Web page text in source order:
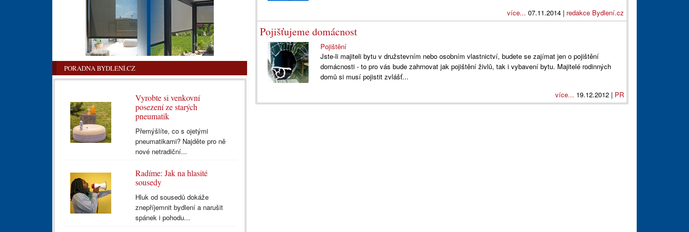
více... 07.11.2014 | redakce Bydlení.cz
Pojišťujeme domácnost
Pojištění
Jste-li majiteli bytu v družstevním nebo osobním vlastnictví, budete se zajímat jen o pojištění
domácnosti - to pro vás bude zahrnovat jak pojištění živlů, tak i vybavení bytu. Majitelé rodinných
domů si musí pojistit zvlášť...
více... 19.12.2012 | PR
PORADNA BYDLENÍ.CZ
Vyrobte si venkovní
posezení ze starých
pneumatik
Přemýšlíte, co s ojetými
pneumatikami? Najděte pro ně
nové netradiční...
Radíme: Jak na hlasité
sousedy
Hluk od sousedů dokáže
znepříjemnit bydlení a narušit
spánek i pohodu...